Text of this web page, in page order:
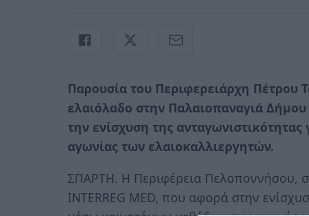
Παρουσία του Περιφερειάρχη Πέτρου
ελαιόλαδο στην Παλαιοπαναγιά
την ενίσχυση της
αγωνίας των ελαιοκαλλιεργητών.
ΣΠΑΡΤΗ. Η Περιφέρεια Πελοποννήσου,
INTERREG MED, που αφορά στην